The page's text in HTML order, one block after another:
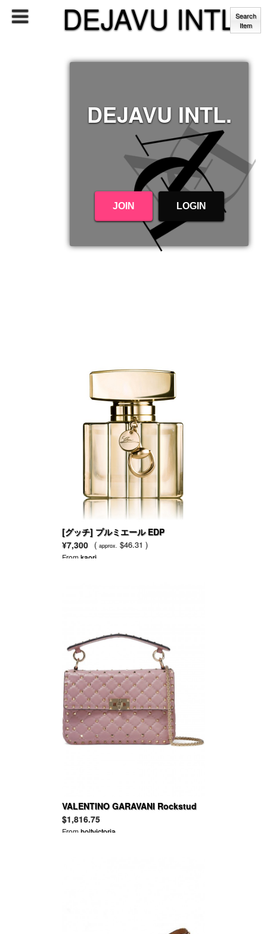
DEJAVU INTL.
DEJAVU INTL.
JOIN LOGIN
Search
Item
[グッチ] プルミエール EDP
¥7,300 ( approx. $46.31 )
Fromkaori
VALENTINO GARAVANI Rockstud
Spike quilted leather shoulder bag
$1,816.75
Fromholtvictoria